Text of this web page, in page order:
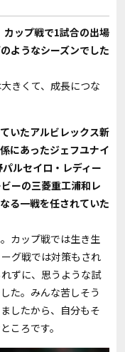
ップ戦で1試合の出場
ようなシーズンでした
きくて、成長につな
いたアルビレックス新
にあったジェフユナイ
ルセイロ・レディー
ーの三菱重工浦和レ
る一戦を任されていた
カップ戦では生き生
グ戦では対策もされ
ずに、思うような試
た。みんな苦しそう
したから、自分もそ
ころです。